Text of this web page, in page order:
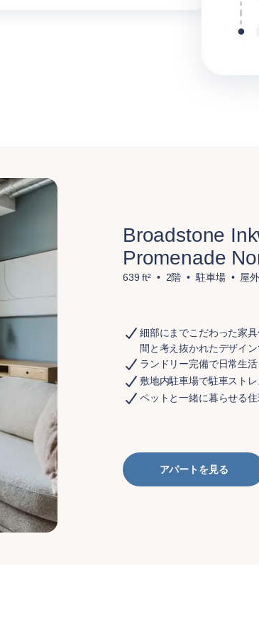
Broadstone
Promenade
639 ft² 2階 駐車場 屋
細部にまでこだわった家
間と考え抜かれたデザイ
ランドリー完備で日常生活
敷地内駐車場で駐車ストレ
ペットと一緒に暮らせる住
アパートを見る